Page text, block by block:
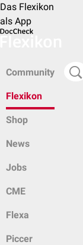
Das Flexikon
als App
Community
Flexikon
Shop
News
Jobs
CME
Flexa
Piccer